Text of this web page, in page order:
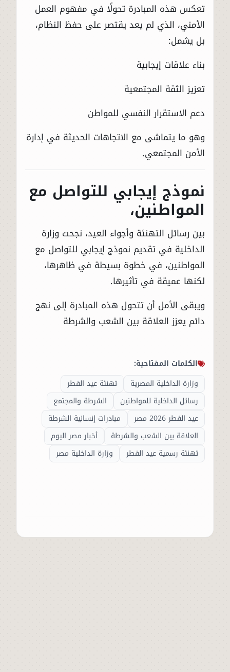
تعكس هذه المبادرة تحولًا في مفهوم العمل
الأمني، الذي لم يعد يقتصر على حفظ النظام،
بل يشمل:
بناء علاقات إيجابية
تعزيز الثقة المجتمعية
دعم الاستقرار النفسي للمواطن
وهو ما يتماشى مع الاتجاهات الحديثة في إدارة
الأمن المجتمعي.
نموذج إيجابي للتواصل مع
المواطنين،
بين رسائل التهنئة وأجواء العيد، نجحت وزارة
الداخلية في تقديم نموذج إيجابي للتواصل مع
المواطنين، في خطوة بسيطة في ظاهرها،
لكنها عميقة في تأثيرها.
ويبقى الأمل أن تتحول هذه المبادرة إلى نهج
دائم يعزز العلاقة بين الشعب والشرطة
الكلمات المفتاحية:
وزارة الداخلية المصرية
تهنئة عيد الفطر
رسائل الداخلية للمواطنين
الشرطة والمجتمع
عيد الفطر 2026 مصر
مبادرات إنسانية الشرطة
العلاقة بين الشعب والشرطة
أخبار مصر اليوم
تهنئة رسمية عيد الفطر
وزارة الداخلية مصر